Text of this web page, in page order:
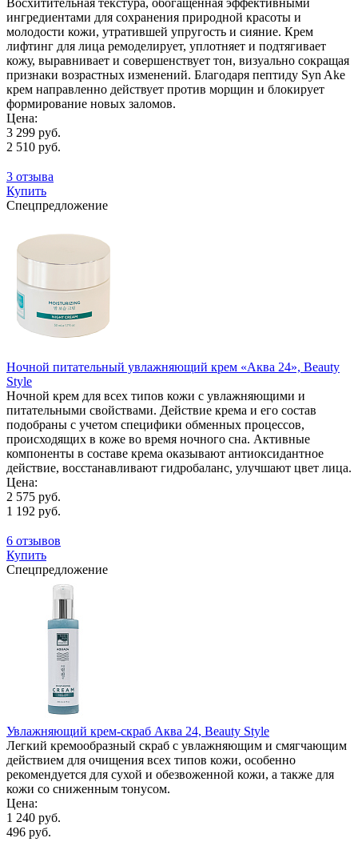
ингредиентами для сохранения природной красоты и
молодости кожи, утратившей упругость и сияние. Крем
лифтинг для лица ремоделирует, уплотняет и подтягивает
кожу, выравнивает и совершенствует тон, визуально сокращая
признаки возрастных изменений. Благодаря пептиду Syn Ake
крем направленно действует против морщин и блокирует
формирование новых заломов.
Цена:
3 299 руб.
2 510 руб.
3 отзыва
Купить
Спецпредложение
Ночной питательный увлажняющий крем «Аква 24», Beauty
Style
Ночной крем для всех типов кожи с увлажняющими и
питательными свойствами. Действие крема и его состав
подобраны с учетом специфики обменных процессов,
происходящих в коже во время ночного сна. Активные
компоненты в составе крема оказывают антиоксидантное
действие, восстанавливают гидробаланс, улучшают цвет лица.
Цена:
2 575 руб.
1 192 руб.
6 отзывов
Купить
Спецпредложение
Увлажняющий крем-скраб Аква 24, Beauty Style
Легкий кремообразный скраб с увлажняющим и смягчающим
действием для очищения всех типов кожи, особенно
рекомендуется для сухой и обезвоженной кожи, а также для
кожи со сниженным тонусом.
Цена:
1 240 руб.
496 руб.